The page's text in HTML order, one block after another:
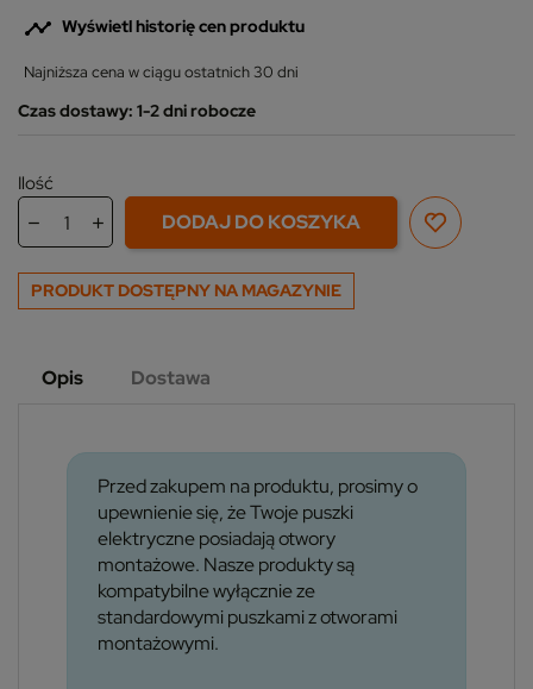
 Wyświetl historię cen produktu
Najniższa cena w ciągu ostatnich 30 dni
Czas dostawy: 1-2 dni robocze
Ilość
DODAJ DO KOSZYKA
PRODUKT DOSTĘPNY NA MAGAZYNIE
Opis Dostawa
Przed zakupem na produktu, prosimy o
upewnienie się, że Twoje puszki
elektryczne posiadają otwory
montażowe. Nasze produkty są
kompatybilne wyłącznie ze
standardowymi puszkami z otworami
montażowymi.